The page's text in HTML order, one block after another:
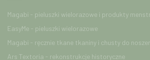
Magabi - pieluszki wielorazowe i produkty
EasyMe - pieluszki wielorazowe
Magabi - ręcznie tkane tkaniny i chusty do
Ars Textoria - rekonstrukcje historyczne